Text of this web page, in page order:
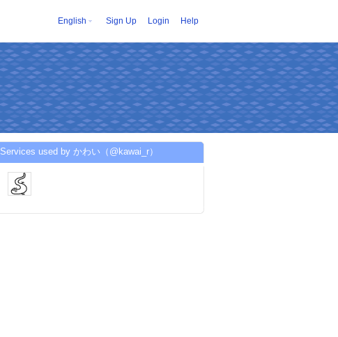
English Sign Up Login Help
Services used by かわい（@kawai_r）